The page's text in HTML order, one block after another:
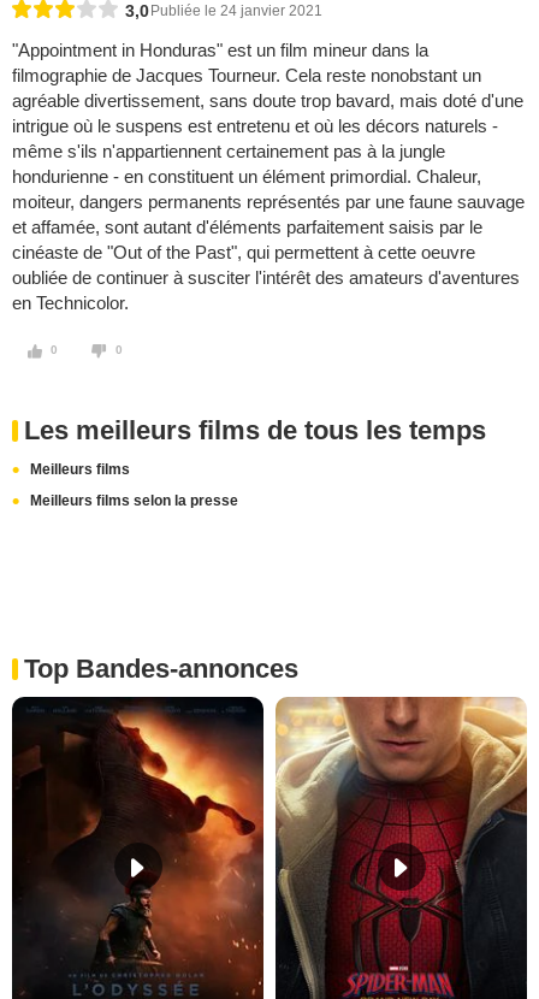
3,0 Publiée le 24 janvier 2021
"Appointment in Honduras" est un film mineur dans la
filmographie de Jacques Tourneur. Cela reste nonobstant un
agréable divertissement, sans doute trop bavard, mais doté d'une
intrigue où le suspens est entretenu et où les décors naturels -
même s'ils n'appartiennent certainement pas à la jungle
hondurienne - en constituent un élément primordial. Chaleur,
moiteur, dangers permanents représentés par une faune sauvage
et affamée, sont autant d'éléments parfaitement saisis par le
cinéaste de "Out of the Past", qui permettent à cette oeuvre
oubliée de continuer à susciter l'intérêt des amateurs d'aventures
en Technicolor.
0 0
Les meilleurs films de tous les temps
Meilleurs films
Meilleurs films selon la presse
Top Bandes-annonces